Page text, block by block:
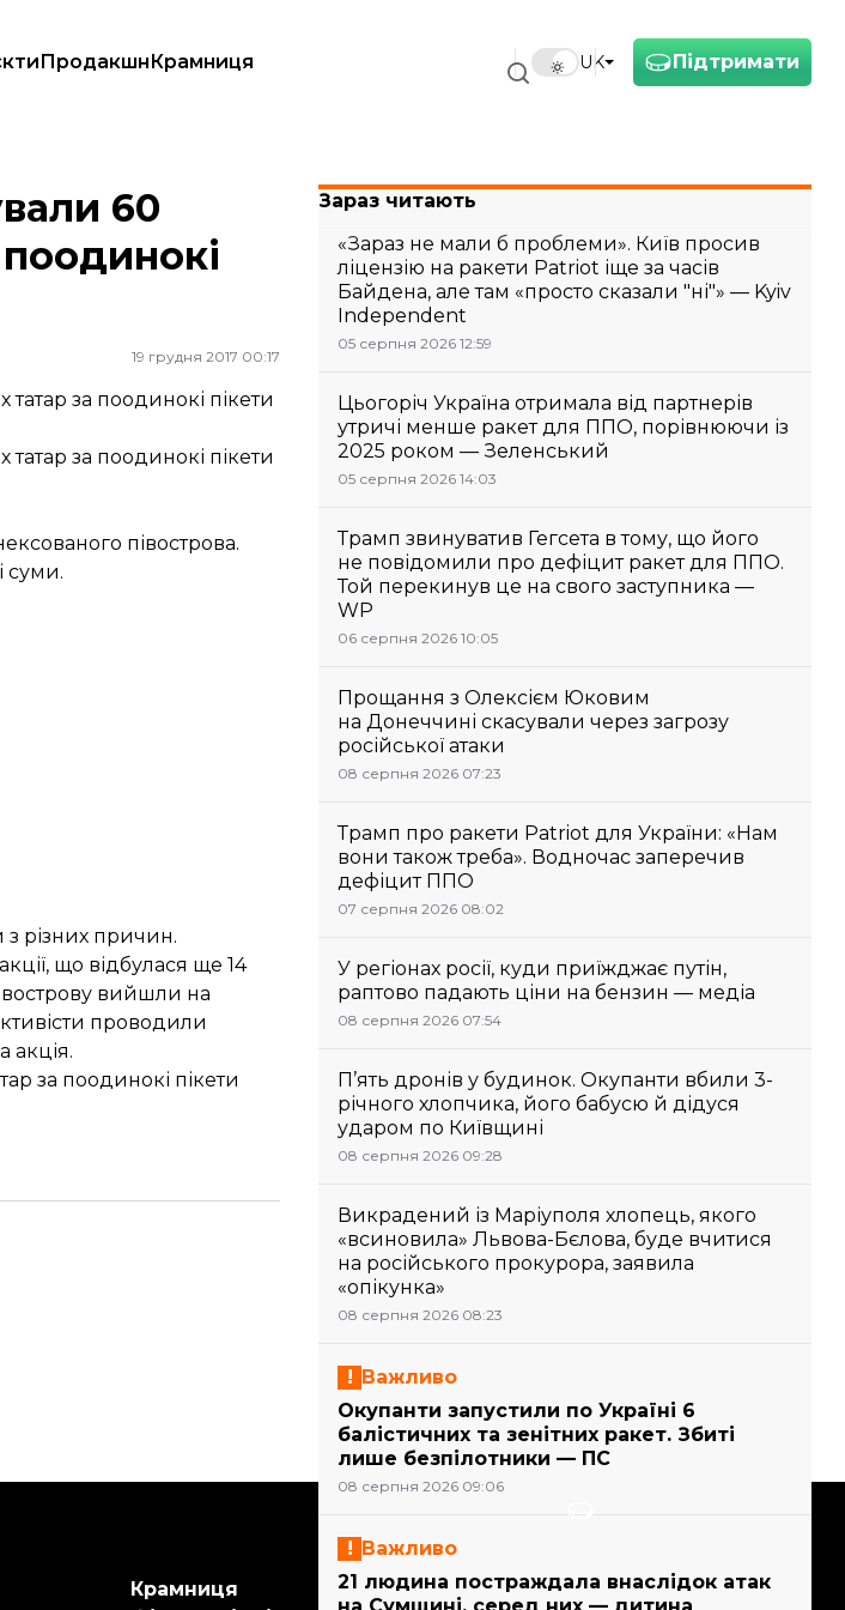
Підтримати
UK
ПродакшнКрамниця
60
19 грудня 2017 00:17
за поодинокі пікети
за поодинокі пікети
півострова.
суми.
різних причин.
що відбулася ще 14
вийшли на
проводили
акція.
за поодинокі пікети
Зараз читають
«Зараз не мали б проблеми». Київ просив
ліцензію на ракети Patriot іще за часів
Байдена, але там «просто сказали "ні"» — Kyiv
Independent
05 серпня 2026 12:59
Цьогоріч Україна отримала від партнерів
утричі менше ракет для ППО, порівнюючи із
2025 роком — Зеленський
05 серпня 2026 14:03
Трамп звинуватив Гегсета в тому, що його
не повідомили про дефіцит ракет для ППО.
Той перекинув це на свого заступника —
WP
06 серпня 2026 10:05
Прощання з Олексієм Юковим
на Донеччині скасували через загрозу
російської атаки
08 серпня 2026 07:23
Трамп про ракети Patriot для України: «Нам
вони також треба». Водночас заперечив
дефіцит ППО
07 серпня 2026 08:02
У регіонах росії, куди приїжджає путін,
раптово падають ціни на бензин — медіа
08 серпня 2026 07:54
П’ять дронів у будинок. Окупанти вбили 3-
річного хлопчика, його бабусю й дідуся
ударом по Київщині
08 серпня 2026 09:28
Викрадений із Маріуполя хлопець, якого
«всиновила» Львова-Бєлова, буде вчитися
на російського прокурора, заявила
«опікунка»
08 серпня 2026 08:23
Важливо
Окупанти запустили по Україні 6
балістичних та зенітних ракет. Збиті
лише безпілотники — ПС
08 серпня 2026 09:06
Важливо
21 людина постраждала внаслідок атак
Підтримай hromadske.
Крамниця